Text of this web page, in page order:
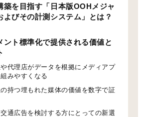
築を目指す「日本版OOHメジャ
よびその計測システム」とは？
ント標準化で提供される価値と
代理店がデータを根拠にメディアプ
みやすくなる
持つ埋もれた媒体の価値を数字で証
通広告を検討する方にとっての新選